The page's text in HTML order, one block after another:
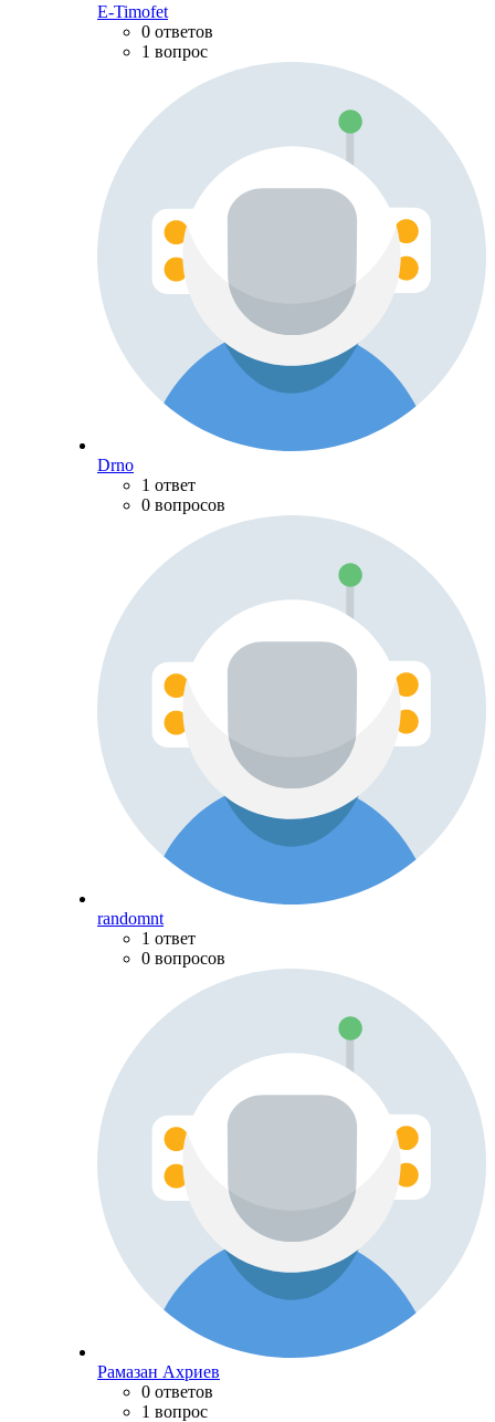
E-Timofet
0 ответов
1 вопрос
Drno
1 ответ
0 вопросов
randomnt
1 ответ
0 вопросов
Рамазан Ахриев
0 ответов
1 вопрос